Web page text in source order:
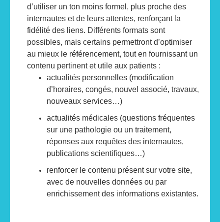
d’utiliser un ton moins formel, plus proche des
internautes et de leurs attentes, renforçant la
fidélité des liens. Différents formats sont
possibles, mais certains permettront d’optimiser
au mieux le référencement, tout en fournissant un
contenu pertinent et utile aux patients :
actualités personnelles (modification
d’horaires, congés, nouvel associé, travaux,
nouveaux services…)
actualités médicales (questions fréquentes
sur une pathologie ou un traitement,
réponses aux requêtes des internautes,
publications scientifiques…)
renforcer le contenu présent sur votre site,
avec de nouvelles données ou par
enrichissement des informations existantes.